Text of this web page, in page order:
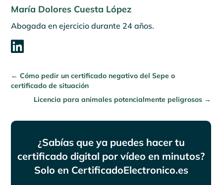
María Dolores Cuesta López
Abogada en ejercicio durante 24 años.

←Cómo pedir un certificado negativo del Sepe o
certificado de situación
Licencia para animales potencialmente peligrosos→
¿Sabías que ya puedes hacer tu
certificado digital por vídeo en minutos?
Solo en CertificadoElectronico.es